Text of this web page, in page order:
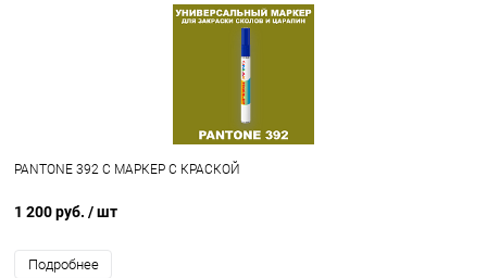
PANTONE 392 C МАРКЕР С КРАСКОЙ
1 200 руб. / шт
Подробнее